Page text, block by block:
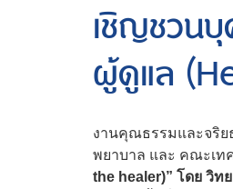
เชิญชวนบุ
ผู้ดูแล
งานคุณธรรมและจริ
พยาบาล และ คณะเ
the healer)” โดย วิท